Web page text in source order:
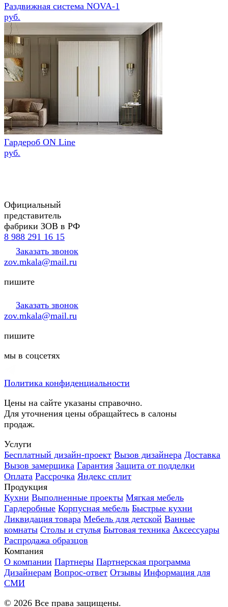
Раздвижная система NOVA-1
руб.
Гардероб ON Line
руб.
Официальный
представитель
фабрики ЗОВ в РФ
8 988 291 16 15
Заказать звонок
zov.mkala@mail.ru
пишите
Заказать звонок
zov.mkala@mail.ru
пишите
мы в соцсетях
Политика конфиденциальности
Цены на сайте указаны справочно.
Для уточнения цены обращайтесь в салоны
продаж.
Услуги
Бесплатный дизайн-проект Вызов дизайнера Доставка
Вызов замерщика Гарантия Защита от подделки
Оплата Рассрочка Яндекс сплит
Продукция
Кухни Выполненные проекты Мягкая мебель
Гардеробные Корпусная мебель Быстрые кухни
Ликвидация товара Мебель для детской Ванные
комнаты Столы и стулья Бытовая техника Аксессуары
Распродажа образцов
Компания
О компании Партнеры Партнерская программа
Дизайнерам Вопрос-ответ Отзывы Информация для
СМИ
© 2026 Все права защищены.